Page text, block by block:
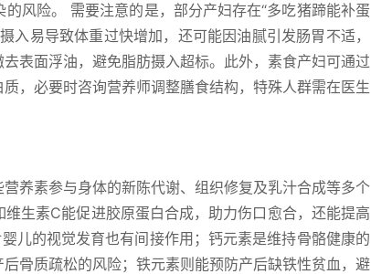
风险。 需要注意的是，部分产妇存在“多吃猪蹄能补蛋
入易导致体重过快增加，还可能因油腻引发肠胃不适，
表面浮油，避免脂肪摄入超标。此外，素食产妇可通过
，必要时咨询营养师调整膳食结构，特殊人群需在医生
养素参与身体的新陈代谢、组织修复及乳汁合成等多个
生素C能促进胶原蛋白合成，助力伤口愈合，还能提高
儿的视觉发育也有间接作用；钙元素是维持骨骼健康的
骨质疏松的风险；铁元素则能预防产后缺铁性贫血，避